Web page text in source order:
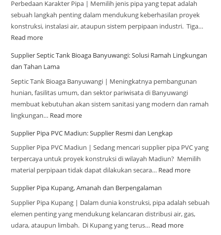
Perbedaan Karakter Pipa | Memilih jenis pipa yang tepat adalah
sebuah langkah penting dalam mendukung keberhasilan proyek
konstruksi, instalasi air, ataupun sistem perpipaan industri. Tiga…
Read more
Supplier Septic Tank Bioaga Banyuwangi: Solusi Ramah Lingkungan
dan Tahan Lama
Septic Tank Bioaga Banyuwangi | Meningkatnya pembangunan
hunian, fasilitas umum, dan sektor pariwisata di Banyuwangi
membuat kebutuhan akan sistem sanitasi yang modern dan ramah
lingkungan… Read more
Supplier Pipa PVC Madiun: Supplier Resmi dan Lengkap
Supplier Pipa PVC Madiun | Sedang mencari supplier pipa PVC yang
terpercaya untuk proyek konstruksi di wilayah Madiun? Memilih
material perpipaan tidak dapat dilakukan secara… Read more
Supplier Pipa Kupang, Amanah dan Berpengalaman
Supplier Pipa Kupang | Dalam dunia konstruksi, pipa adalah sebuah
elemen penting yang mendukung kelancaran distribusi air, gas,
udara, ataupun limbah. Di Kupang yang terus… Read more